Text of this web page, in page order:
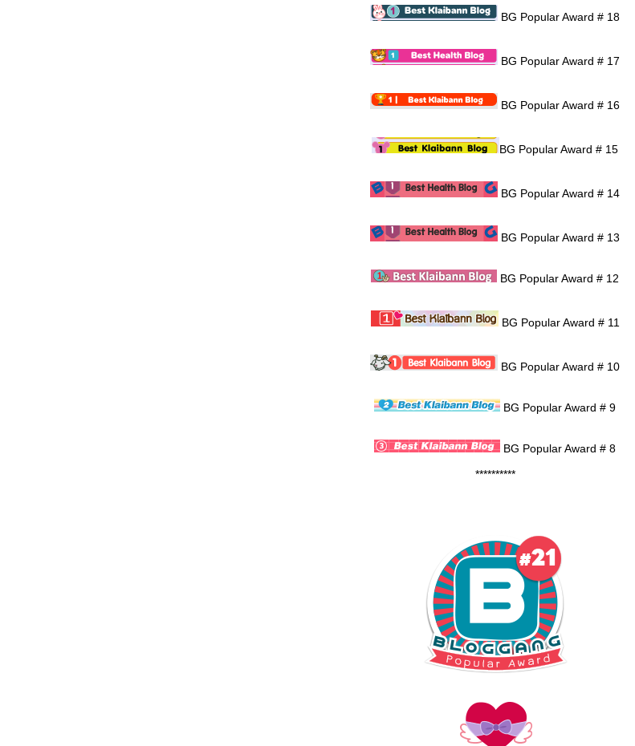
BG Popular Award # 18
BG Popular Award # 17
BG Popular Award # 16
BG Popular Award # 15
BG Popular Award # 14
BG Popular Award # 13
BG Popular Award # 12
BG Popular Award # 11
BG Popular Award # 10
BG Popular Award # 9
BG Popular Award # 8
**********